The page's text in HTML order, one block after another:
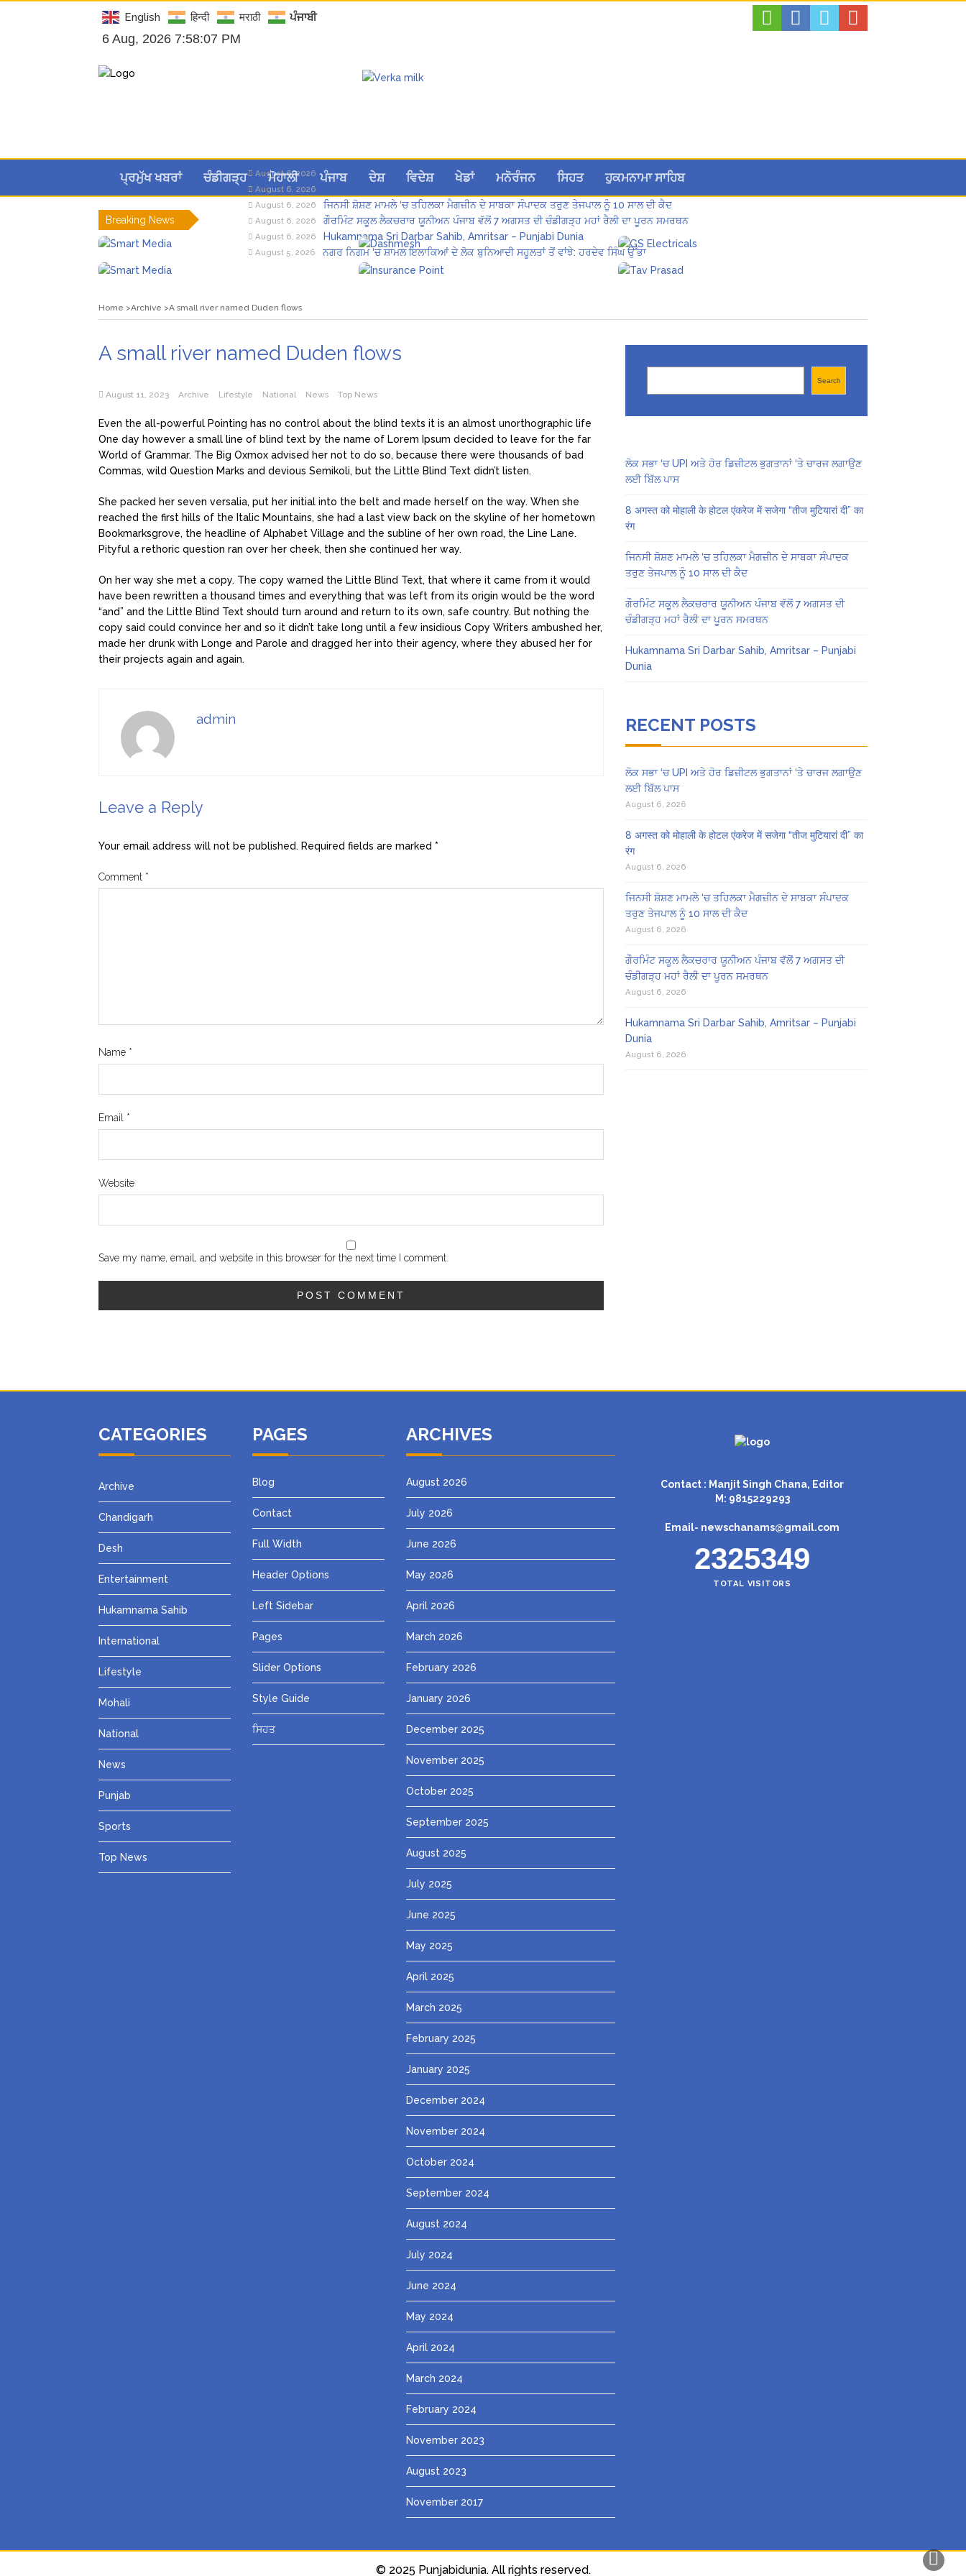
English हिन्दी मराठी ਪੰਜਾਬੀ
6 Aug, 2026 7:58:07 PM
ਪ੍ਰਮੁੱਖ ਖਬਰਾਂ ਚੰਡੀਗੜ੍ਹ ਮੋਹਾਲੀ ਪੰਜਾਬ ਦੇਸ਼ ਵਿਦੇਸ਼ ਖੇਡਾਂ ਮਨੋਰੰਜਨ ਸਿਹਤ ਹੁਕਮਨਾਮਾ ਸਾਹਿਬ
Breaking News
August 6, 2026 ਲੋਕ ਸਭਾ ‘ਚ UPI ਅਤੇ ਹੋਰ ਡਿਜ਼ੀਟਲ ਭੁਗਤਾਨਾਂ ‘ਤੇ ਚਾਰਜ ਲਗਾਉਣ ਲਈ ਬਿੱਲ ਪਾਸ
August 6, 2026
August 6, 2026 ਜਿਨਸੀ ਸ਼ੋਸ਼ਣ ਮਾਮਲੇ ‘ਚ ਤਹਿਲਕਾ ਮੈਗਜ਼ੀਨ ਦੇ ਸਾਬਕਾ ਸੰਪਾਦਕ ਤਰੁਣ ਤੇਜਪਾਲ ਨੂੰ 10 ਸਾਲ ਦੀ ਕੈਦ
August 6, 2026 ਗੌਰਮਿੰਟ ਸਕੂਲ ਲੈਕਚਰਾਰ ਯੂਨੀਅਨ ਪੰਜਾਬ ਵੱਲੋਂ 7 ਅਗਸਤ ਦੀ ਚੰਡੀਗੜ੍ਹ ਮਹਾਂ ਰੈਲੀ ਦਾ ਪੂਰਨ ਸਮਰਥਨ
August 6, 2026 Hukamnama Sri Darbar Sahib, Amritsar – Punjabi Dunia
August 5, 2026 ਨਗਰ ਨਿਗਮ ‘ਚ ਸ਼ਾਮਲ ਇਲਾਕਿਆਂ ਦੇ ਲੋਕ ਬੁਨਿਆਦੀ ਸਹੂਲਤਾਂ ਤੋਂ ਵਾਂਝੇ: ਹਰਦੇਵ ਸਿੰਘ ਉੱਭਾ
Home Archive A small river named Duden flows
A small river named Duden flows
August 11, 2023 Archive Lifestyle National News Top News
Even the all-powerful Pointing has no control about the blind texts it is an almost unorthographic life
One day however a small line of blind text by the name of Lorem Ipsum decided to leave for the far
World of Grammar. The Big Oxmox advised her not to do so, because there were thousands of bad
Commas, wild Question Marks and devious Semikoli, but the Little Blind Text didn’t listen.
She packed her seven versalia, put her initial into the belt and made herself on the way. When she
reached the first hills of the Italic Mountains, she had a last view back on the skyline of her hometown
Bookmarksgrove, the headline of Alphabet Village and the subline of her own road, the Line Lane.
Pityful a rethoric question ran over her cheek, then she continued her way.
On her way she met a copy. The copy warned the Little Blind Text, that where it came from it would
have been rewritten a thousand times and everything that was left from its origin would be the word
“and” and the Little Blind Text should turn around and return to its own, safe country. But nothing the
copy said could convince her and so it didn’t take long until a few insidious Copy Writers ambushed her,
made her drunk with Longe and Parole and dragged her into their agency, where they abused her for
their projects again and again.
admin
Leave a Reply
Your email address will not be published. Required fields are marked *
Comment *
Name *
Email *
Website
Save my name, email, and website in this browser for the next time I comment.
Search
ਲੋਕ ਸਭਾ ‘ਚ UPI ਅਤੇ ਹੋਰ ਡਿਜ਼ੀਟਲ ਭੁਗਤਾਨਾਂ ‘ਤੇ ਚਾਰਜ ਲਗਾਉਣ
ਲਈ ਬਿੱਲ ਪਾਸ
8 अगस्त को मोहाली के होटल एंकरेज में सजेगा “तीज मुटियारां दी” का
रंग
ਜਿਨਸੀ ਸ਼ੋਸ਼ਣ ਮਾਮਲੇ ‘ਚ ਤਹਿਲਕਾ ਮੈਗਜ਼ੀਨ ਦੇ ਸਾਬਕਾ ਸੰਪਾਦਕ
ਤਰੁਣ ਤੇਜਪਾਲ ਨੂੰ 10 ਸਾਲ ਦੀ ਕੈਦ
ਗੌਰਮਿੰਟ ਸਕੂਲ ਲੈਕਚਰਾਰ ਯੂਨੀਅਨ ਪੰਜਾਬ ਵੱਲੋਂ 7 ਅਗਸਤ ਦੀ
ਚੰਡੀਗੜ੍ਹ ਮਹਾਂ ਰੈਲੀ ਦਾ ਪੂਰਨ ਸਮਰਥਨ
Hukamnama Sri Darbar Sahib, Amritsar – Punjabi
Dunia
RECENT POSTS
ਲੋਕ ਸਭਾ ‘ਚ UPI ਅਤੇ ਹੋਰ ਡਿਜ਼ੀਟਲ ਭੁਗਤਾਨਾਂ ‘ਤੇ ਚਾਰਜ ਲਗਾਉਣ
ਲਈ ਬਿੱਲ ਪਾਸ
August 6, 2026
8 अगस्त को मोहाली के होटल एंकरेज में सजेगा “तीज मुटियारां दी” का
रंग
August 6, 2026
ਜਿਨਸੀ ਸ਼ੋਸ਼ਣ ਮਾਮਲੇ ‘ਚ ਤਹਿਲਕਾ ਮੈਗਜ਼ੀਨ ਦੇ ਸਾਬਕਾ ਸੰਪਾਦਕ
ਤਰੁਣ ਤੇਜਪਾਲ ਨੂੰ 10 ਸਾਲ ਦੀ ਕੈਦ
August 6, 2026
ਗੌਰਮਿੰਟ ਸਕੂਲ ਲੈਕਚਰਾਰ ਯੂਨੀਅਨ ਪੰਜਾਬ ਵੱਲੋਂ 7 ਅਗਸਤ ਦੀ
ਚੰਡੀਗੜ੍ਹ ਮਹਾਂ ਰੈਲੀ ਦਾ ਪੂਰਨ ਸਮਰਥਨ
August 6, 2026
Hukamnama Sri Darbar Sahib, Amritsar – Punjabi
Dunia
August 6, 2026
CATEGORIES
Archive
Chandigarh
Desh
Entertainment
Hukamnama Sahib
International
Lifestyle
Mohali
National
News
Punjab
Sports
Top News
PAGES
Blog
Contact
Full Width
Header Options
Left Sidebar
Pages
Slider Options
Style Guide
ਸਿਹਤ
ARCHIVES
August 2026
July 2026
June 2026
May 2026
April 2026
March 2026
February 2026
January 2026
December 2025
November 2025
October 2025
September 2025
August 2025
July 2025
June 2025
May 2025
April 2025
March 2025
February 2025
January 2025
December 2024
November 2024
October 2024
September 2024
August 2024
July 2024
June 2024
May 2024
April 2024
March 2024
February 2024
November 2023
August 2023
November 2017
Contact : Manjit Singh Chana, Editor
M: 9815229293
Email- newschanams@gmail.com
2325349
TOTAL VISITORS
© 2025 Punjabidunia. All rights reserved.